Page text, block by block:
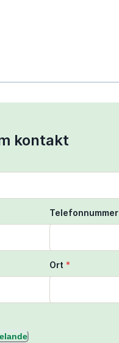
move the map
kontakt
Telefonnummer
Ort *